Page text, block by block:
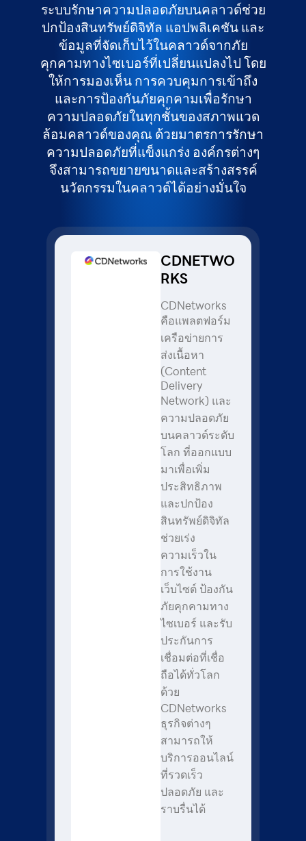
ระบบรักษาความปลอดภัยบนคลาวด์ช่วย
ปกป้องสินทรัพย์ดิจิทัล แอปพลิเคชัน และ
ข้อมูลที่จัดเก็บไว้ในคลาวด์จากภัย
คุกคามทางไซเบอร์ที่เปลี่ยนแปลงไป โดย
ให้การมองเห็น การควบคุมการเข้าถึง
และการป้องกันภัยคุกคามเพื่อรักษา
ความปลอดภัยในทุกชั้นของสภาพแวด
ล้อมคลาวด์ของคุณ ด้วยมาตรการรักษา
ความปลอดภัยที่แข็งแกร่ง องค์กรต่างๆ
จึงสามารถขยายขนาดและสร้างสรรค์
นวัตกรรมในคลาวด์ได้อย่างมั่นใจ
CDNETWO
RKS
CDNetworks
คือแพลตฟอร์ม
เครือข่ายการ
ส่งเนื้อหา
(Content
Delivery
Network) และ
ความปลอดภัย
บนคลาวด์ระดับ
โลก ที่ออกแบบ
มาเพื่อเพิ่ม
ประสิทธิภาพ
และปกป้อง
สินทรัพย์ดิจิทัล
ช่วยเร่ง
ความเร็วใน
การใช้งาน
เว็บไซต์ ป้องกัน
ภัยคุกคามทาง
ไซเบอร์ และรับ
ประกันการ
เชื่อมต่อที่เชื่อ
ถือได้ทั่วโลก
ด้วย
CDNetworks
ธุรกิจต่างๆ
สามารถให้
บริการออนไลน์
ที่รวดเร็ว
ปลอดภัย และ
ราบรื่นได้